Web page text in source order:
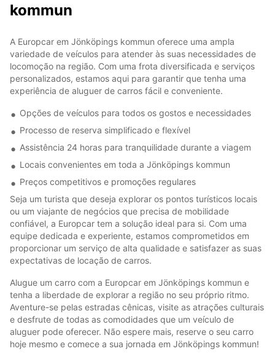
kommun
A Europcar em Jönköpings kommun oferece uma ampla
variedade de veículos para atender às suas necessidades de
locomoção na região. Com uma frota diversificada e serviços
personalizados, estamos aqui para garantir que tenha uma
experiência de aluguer de carros fácil e conveniente.
Opções de veículos para todos os gostos e necessidades
Processo de reserva simplificado e flexível
Assistência 24 horas para tranquilidade durante a viagem
Locais convenientes em toda a Jönköpings kommun
Preços competitivos e promoções regulares
Seja um turista que deseja explorar os pontos turísticos locais
ou um viajante de negócios que precisa de mobilidade
confiável, a Europcar tem a solução ideal para si. Com uma
equipe dedicada e experiente, estamos comprometidos em
proporcionar um serviço de alta qualidade e satisfazer as suas
expectativas de locação de carros.
Alugue um carro com a Europcar em Jönköpings kommun e
tenha a liberdade de explorar a região no seu próprio ritmo.
Aventure-se pelas estradas cênicas, visite as atrações culturais
e desfrute de todas as comodidades que um veículo de
aluguer pode oferecer. Não espere mais, reserve o seu carro
hoje mesmo e comece a sua jornada em Jönköpings kommun!